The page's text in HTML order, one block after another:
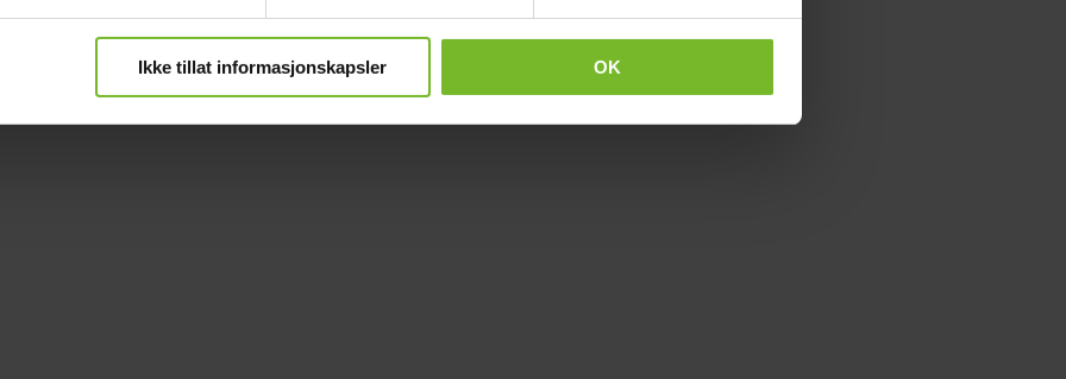
Ikke tillat informasjonskapsler OK